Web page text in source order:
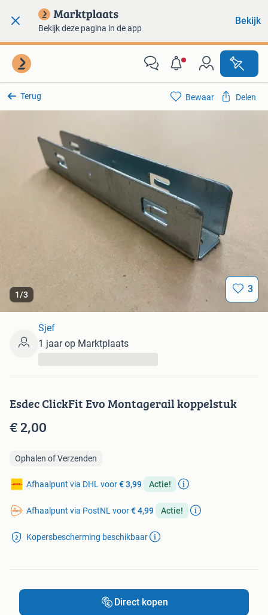
Bekijk deze pagina in de app
Bekijk
Terug
1/3 3
Bewaar Delen
Esdec ClickFit Evo Montagerail koppelstuk
€ 2,00
Ophalen of Verzenden
Afhaalpunt via DHL voor€ 3,99 Actie!
Afhaalpunt via PostNL voor€ 4,99 Actie!
Kopersbescherming beschikbaar
Sjef
1 jaar op Marktplaats
Direct kopen